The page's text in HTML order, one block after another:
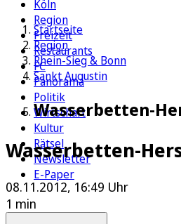
Köln
Region
Freizeit
Restaurants
FC
Panorama
Politik
Wirtschaft
Kultur
Rätsel
Newsletter
E-Paper
Startseite
Region
Rhein-Sieg & Bonn
Sankt Augustin
Wasserbetten-
Wasserbetten-
08.11.2012, 16:49 Uhr
1 min